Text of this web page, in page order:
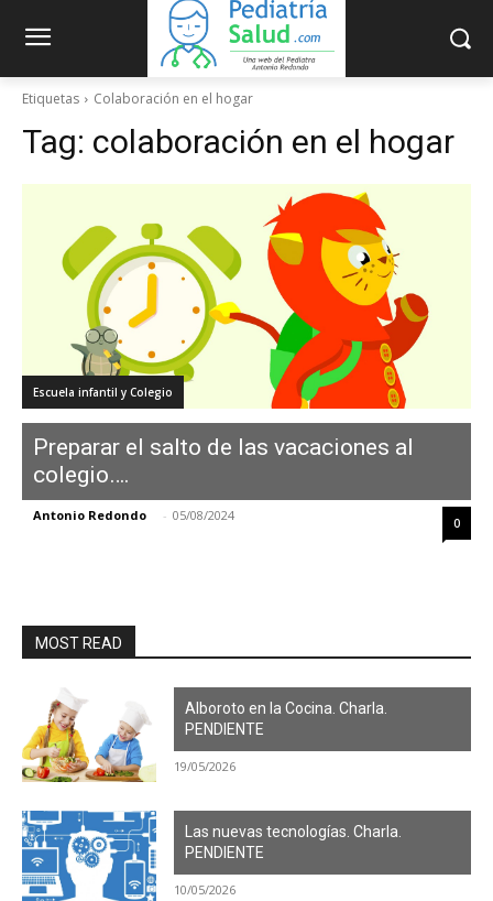
Etiquetas Colaboración en el hogar
Tag: colaboración en el hogar
Escuela infantil y Colegio
Preparar el salto de las vacaciones al
colegio….
Antonio Redondo - 05/08/2024 0
MOST READ
Alboroto en la Cocina. Charla.
PENDIENTE
19/05/2026
Las nuevas tecnologías. Charla.
PENDIENTE
10/05/2026